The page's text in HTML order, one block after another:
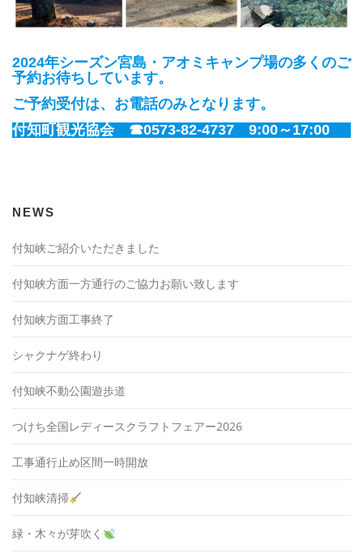
2024年シーズン宮島・アオミキャンプ場の多くのご
予約お待ちしています。
ご予約受付は、お電話のみとなります。
付知町観光協会 ☎0573-82-4737 9:00～17:00
NEWS
付知峡ご紹介いただきました
付知峡方面一方通行のご協力お願い致します
付知峡方面工事終了
シャクナゲ終わり
付知峡不動公園遊歩道
つけち全国レディースクラフトフェアー2026
工事通行止め区間一時開放
付知峡清掃
緑・木々が芽吹く